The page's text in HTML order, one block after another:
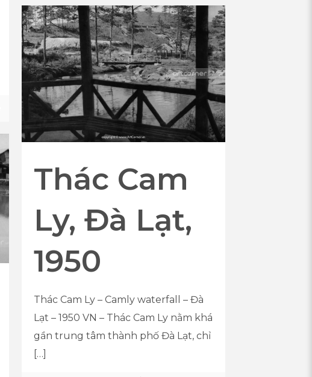
Thác Cam
Ly, Đà Lạt,
1950
Thác Cam Ly – Camly waterfall – Đà
Lạt – 1950 VN – Thác Cam Ly nằm khá
gần trung tâm thành phố Đà Lạt, chỉ
[…]